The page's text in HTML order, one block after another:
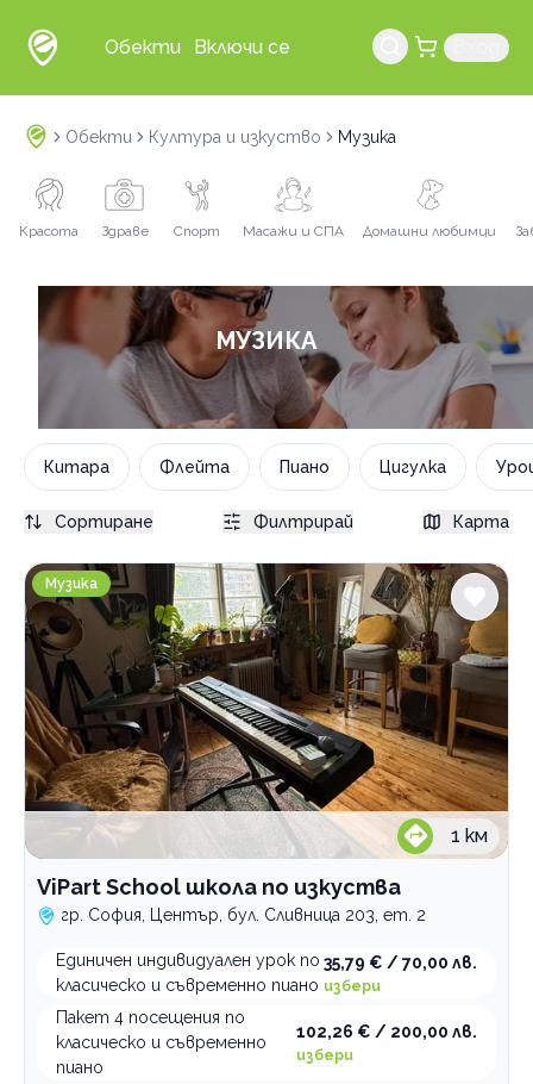
Обекти Включи се
Обекти Култура и изкуство Музика
Красота Здраве Спорт Масажи и СПА Домашни любимци
МУЗИКА
Китара Флейта Пиано Цигулка
ViPart School школа по изкуства
Музика
1 км
ViPart School школа по изкуства
гр. София, Център, бул. Сливница 203, ет. 2
Единичен индивидуален урок по
класическо и съвременно пиано
35,79 € / 70,00 лв.
избери
Пакет 4 посещения по
класическо и съвременно
пиано
102,26 € / 200,00 лв.
избери
Сортиране Филтрирай Карта
София
Услуги
Акордеон
индивидуални уроци
Китара
групови уроци
индивидуални уроци
Пиано
групови уроци
индивидуални уроци
Уроци по солфеж
групови уроци
индивидуални уроци
Флейта
индивидуални уроци
Цигулка
групови уроци
индивидуални уроци
Категории
Занимателни
Приложни изкуства